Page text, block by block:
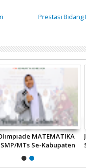
Prestasi Bidang
MATEMATIKA
MTs Se-Kabupaten
OLIMPIADE SAINS
di SMAN 1 Sukadana